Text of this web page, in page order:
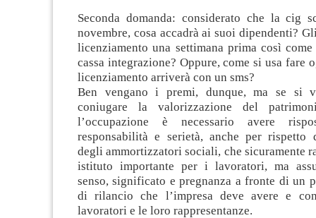
Seconda domanda: considerato che la cig
novembre, cosa accadrà ai suoi dipendenti?
licenziamento una settimana prima così come
cassa integrazione? Oppure, come si usa fare
licenziamento arriverà con un sms?
Ben vengano i premi, dunque, ma se si
coniugare la valorizzazione del
l’occupazione è necessario avere
responsabilità e serietà, anche per rispetto
degli ammortizzatori sociali, che sicuramente
istituto importante per i lavoratori, ma
senso, significato e pregnanza a fronte di un
di rilancio che l’impresa deve avere e
lavoratori e le loro rappresentanze.